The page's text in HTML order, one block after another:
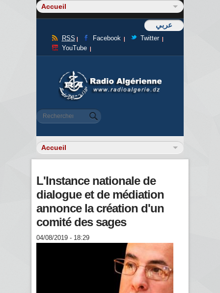
عربي
RSS Facebook
Twitter
YouTube
Formulaire de recherche
Rechercher
L'Instance nationale de
dialogue et de médiation
annonce la création d'un
comité des sages
04/08/2019 - 18:29